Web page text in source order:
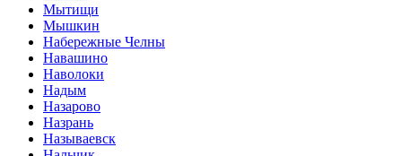
Мытищи
Мышкин
Набережные Челны
Навашино
Наволоки
Надым
Назарово
Назрань
Называевск